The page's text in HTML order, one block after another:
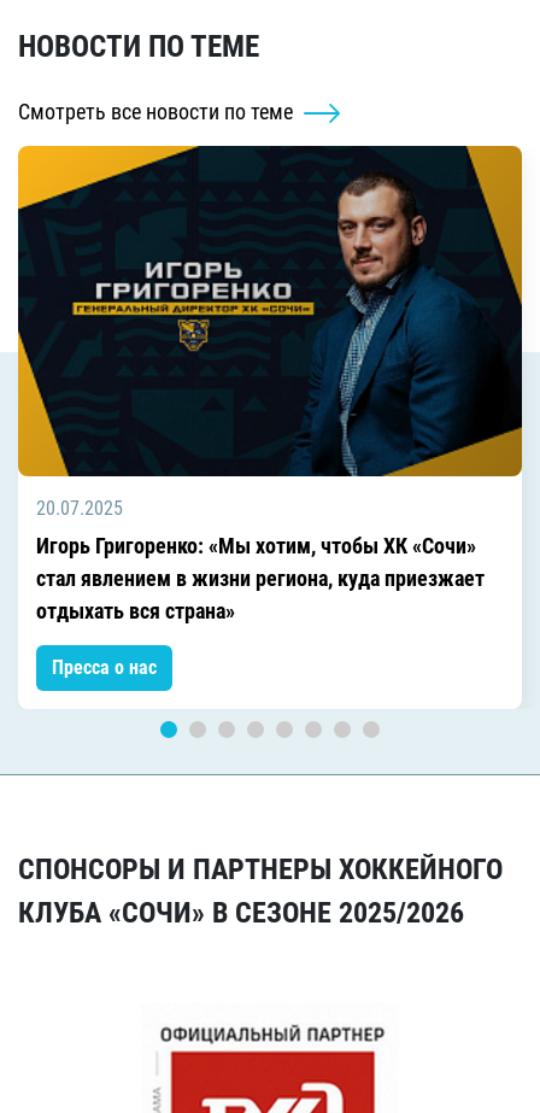
НОВОСТИ ПО ТЕМЕ
Смотреть все новости по теме
20.07.2025
Игорь Григоренко: «Мы хотим, чтобы ХК «Сочи»
стал явлением в жизни региона, куда приезжает
отдыхать вся страна»
Пресса о нас
СПОНСОРЫ И ПАРТНЕРЫ ХОККЕЙНОГО
КЛУБА «СОЧИ» В СЕЗОНЕ 2025/2026